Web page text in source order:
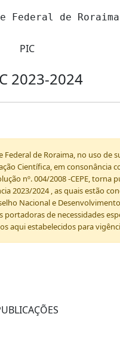
Federal de Roraima
PIC
2023-2024
de Roraima, no uso de
Científica, em consonância
nº. 004/2008 -CEPE, torna
2023/2024 , as quais estão
Nacional e
de necessidades
aqui estabelecidos para